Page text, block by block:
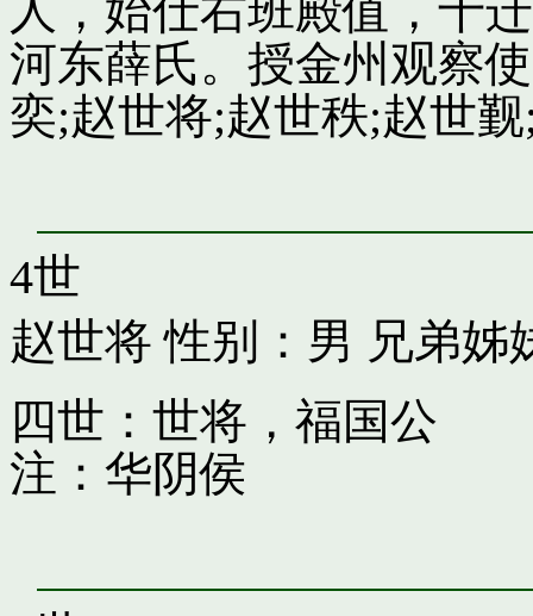
人，始仕右班殿值，十
河东薛氏。授金州观察
奕;赵世将;赵世秩;赵世
4世
赵世将 性别：男 兄弟姊
四世：世将，福国公
注：华阴侯